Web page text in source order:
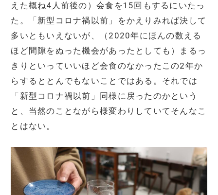
えた概ね4人前後の）会食を15回もするにいたっ
た。「新型コロナ禍以前」をかえりみれば決して
多いともいえないが、（2020年にほんの数える
ほど間隙をぬった機会があったとしても）まるっ
きりといっていいほど会食のなかったこの2年か
らするととんでもないことではある。それでは
「新型コロナ禍以前」同様に戻ったのかという
と、当然のことながら様変わりしていてそんなこ
とはない。